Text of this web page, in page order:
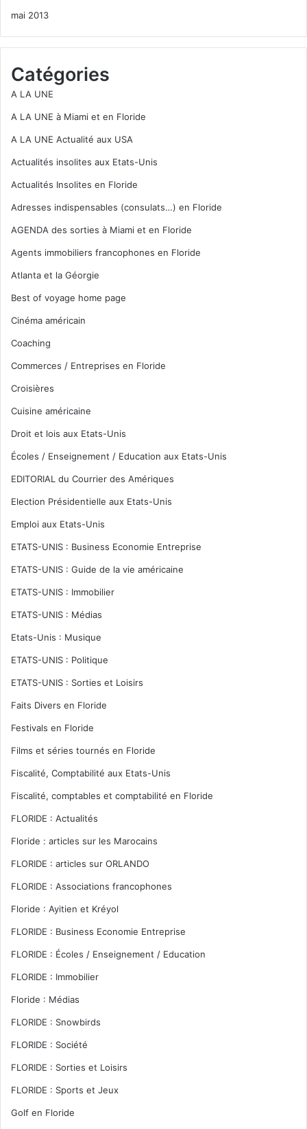
mai 2013
Catégories
A LA UNE
A LA UNE à Miami et en Floride
A LA UNE Actualité aux USA
Actualités insolites aux Etats-Unis
Actualités Insolites en Floride
Adresses indispensables (consulats…) en Floride
AGENDA des sorties à Miami et en Floride
Agents immobiliers francophones en Floride
Atlanta et la Géorgie
Best of voyage home page
Cinéma américain
Coaching
Commerces / Entreprises en Floride
Croisières
Cuisine américaine
Droit et lois aux Etats-Unis
Écoles / Enseignement / Education aux Etats-Unis
EDITORIAL du Courrier des Amériques
Election Présidentielle aux Etats-Unis
Emploi aux Etats-Unis
ETATS-UNIS : Business Economie Entreprise
ETATS-UNIS : Guide de la vie américaine
ETATS-UNIS : Immobilier
ETATS-UNIS : Médias
Etats-Unis : Musique
ETATS-UNIS : Politique
ETATS-UNIS : Sorties et Loisirs
Faits Divers en Floride
Festivals en Floride
Films et séries tournés en Floride
Fiscalité, Comptabilité aux Etats-Unis
Fiscalité, comptables et comptabilité en Floride
FLORIDE : Actualités
Floride : articles sur les Marocains
FLORIDE : articles sur ORLANDO
FLORIDE : Associations francophones
Floride : Ayitien et Kréyol
FLORIDE : Business Economie Entreprise
FLORIDE : Écoles / Enseignement / Education
FLORIDE : Immobilier
Floride : Médias
FLORIDE : Snowbirds
FLORIDE : Société
FLORIDE : Sorties et Loisirs
FLORIDE : Sports et Jeux
Golf en Floride